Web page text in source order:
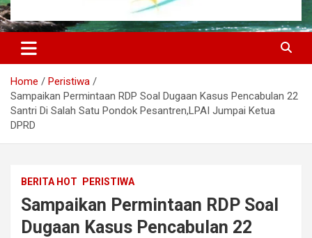
Kembar Multi Media
Home
Peristiwa
Sampaikan Permintaan RDP Soal Dugaan Kasus Pencabulan 22
Santri Di Salah Satu Pondok Pesantren,LPAI Jumpai Ketua
DPRD
BERITA HOT PERISTIWA
Sampaikan Permintaan RDP Soal
Dugaan Kasus Pencabulan 22